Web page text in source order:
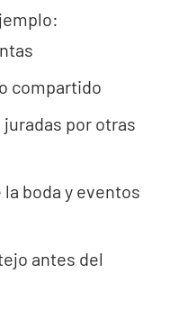
compartido
por otras
boda y eventos
antes del